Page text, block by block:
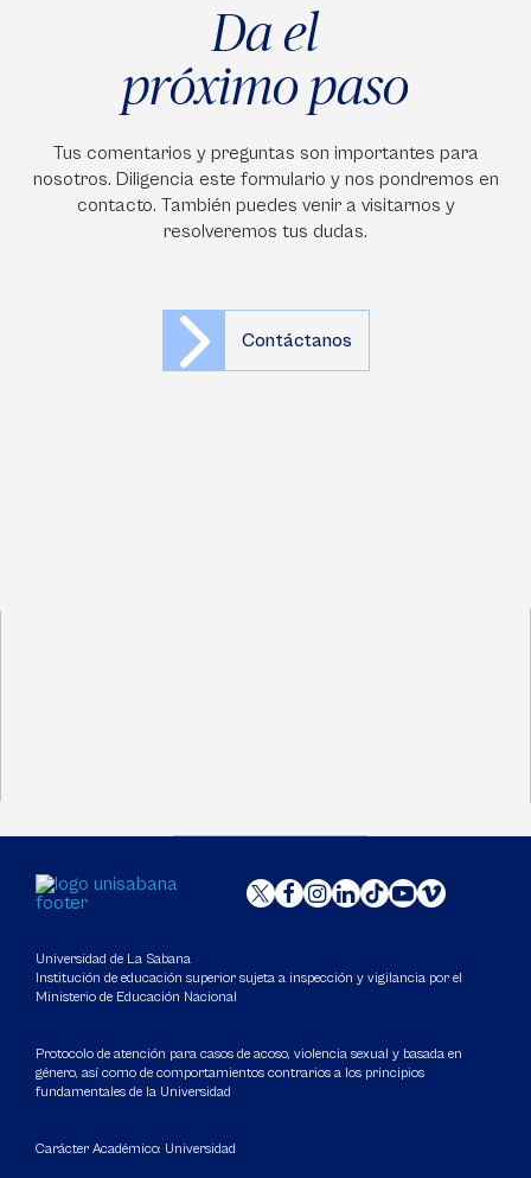
Da el
próximo paso
Tus comentarios y preguntas son importantes para
nosotros. Diligencia este formulario y nos pondremos en
contacto. También puedes venir a visitarnos y
resolveremos tus dudas.
Contáctanos
Universidad de La Sabana
Institución de educación superior sujeta a inspección y vigilancia por el
Ministerio de Educación Nacional
Protocolo de atención para casos de acoso, violencia sexual y basada en
género, así como de comportamientos contrarios a los principios
fundamentales de la Universidad
Carácter Académico: Universidad